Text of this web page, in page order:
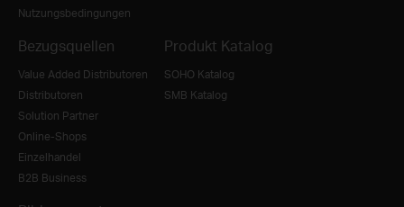
Nutzungsbedingungen
Bezugsquellen
Value Added Distributoren
Distributoren
Solution Partner
Online-Shops
Einzelhandel
B2B Business
Produkt Katalog
SOHO Katalog
SMB Katalog